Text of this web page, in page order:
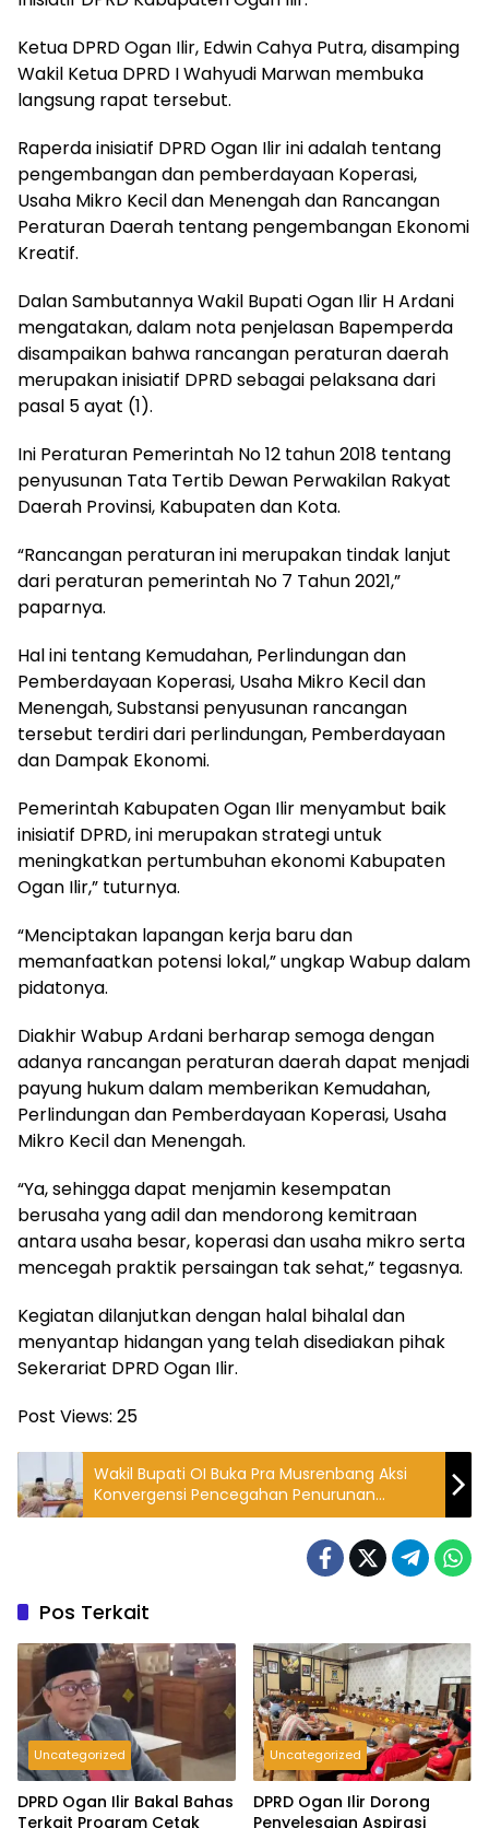
Ketua DPRD Ogan Ilir, Edwin Cahya Putra, disamping
Wakil Ketua DPRD I Wahyudi Marwan membuka
langsung rapat tersebut.
Raperda inisiatif DPRD Ogan Ilir ini adalah tentang
pengembangan dan pemberdayaan Koperasi,
Usaha Mikro Kecil dan Menengah dan Rancangan
Peraturan Daerah tentang pengembangan Ekonomi
Kreatif.
Dalan Sambutannya Wakil Bupati Ogan Ilir H Ardani
mengatakan, dalam nota penjelasan Bapemperda
disampaikan bahwa rancangan peraturan daerah
merupakan inisiatif DPRD sebagai pelaksana dari
pasal 5 ayat (1).
Ini Peraturan Pemerintah No 12 tahun 2018 tentang
penyusunan Tata Tertib Dewan Perwakilan Rakyat
Daerah Provinsi, Kabupaten dan Kota.
“Rancangan peraturan ini merupakan tindak lanjut
dari peraturan pemerintah No 7 Tahun 2021,”
paparnya.
Hal ini tentang Kemudahan, Perlindungan dan
Pemberdayaan Koperasi, Usaha Mikro Kecil dan
Menengah, Substansi penyusunan rancangan
tersebut terdiri dari perlindungan, Pemberdayaan
dan Dampak Ekonomi.
Pemerintah Kabupaten Ogan Ilir menyambut baik
inisiatif DPRD, ini merupakan strategi untuk
meningkatkan pertumbuhan ekonomi Kabupaten
Ogan Ilir,” tuturnya.
“Menciptakan lapangan kerja baru dan
memanfaatkan potensi lokal,” ungkap Wabup dalam
pidatonya.
Diakhir Wabup Ardani berharap semoga dengan
adanya rancangan peraturan daerah dapat menjadi
payung hukum dalam memberikan Kemudahan,
Perlindungan dan Pemberdayaan Koperasi, Usaha
Mikro Kecil dan Menengah.
“Ya, sehingga dapat menjamin kesempatan
berusaha yang adil dan mendorong kemitraan
antara usaha besar, koperasi dan usaha mikro serta
mencegah praktik persaingan tak sehat,” tegasnya.
Kegiatan dilanjutkan dengan halal bihalal dan
menyantap hidangan yang telah disediakan pihak
Sekerariat DPRD Ogan Ilir.
Post Views: 25
Wakil Bupati OI Buka Pra Musrenbang Aksi
Konvergensi Pencegahan Penurunan
Stunting Tahun 2026
Pos Terkait
Uncategorized
DPRD Ogan Ilir Bakal Bahas
Terkait Program Cetak
Uncategorized
DPRD Ogan Ilir Dorong
Penyelesaian Aspirasi